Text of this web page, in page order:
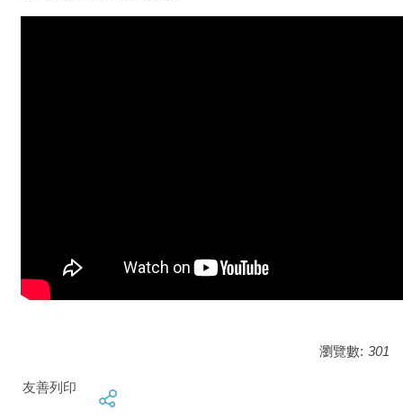
瀏覽數: 301
友善列印